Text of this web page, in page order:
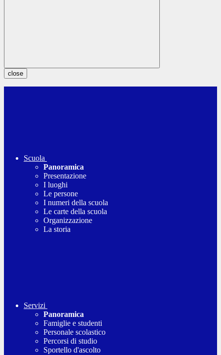
close
Scuola
Panoramica
Presentazione
I luoghi
Le persone
I numeri della scuola
Le carte della scuola
Organizzazione
La storia
Servizi
Panoramica
Famiglie e studenti
Personale scolastico
Percorsi di studio
Sportello d'ascolto